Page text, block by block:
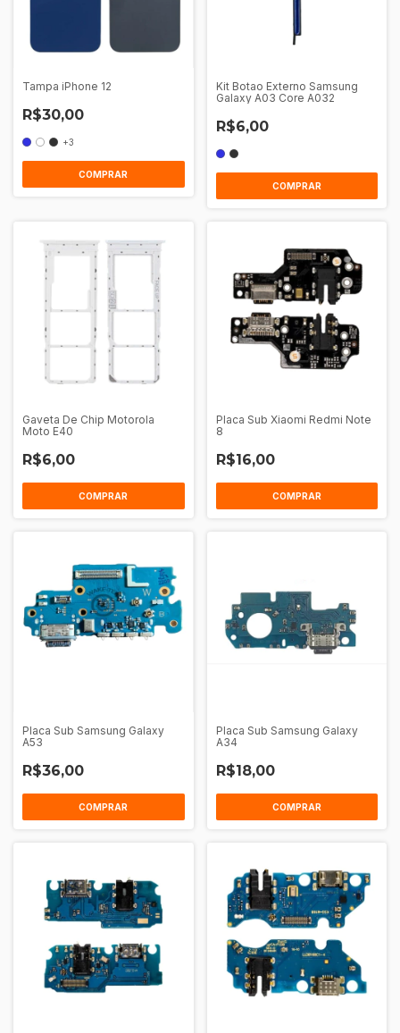
Tampa iPhone 12
R$30,00
+3
COMPRAR
Kit Botao Externo Samsung
Galaxy A03 Core A032
R$6,00
COMPRAR
Gaveta De Chip Motorola
Moto E40
R$6,00
COMPRAR
Placa Sub Xiaomi Redmi Note
8
R$16,00
Placa Sub Samsung Galaxy
A53
R$36,00
Placa Sub Samsung Galaxy
A34
R$18,00